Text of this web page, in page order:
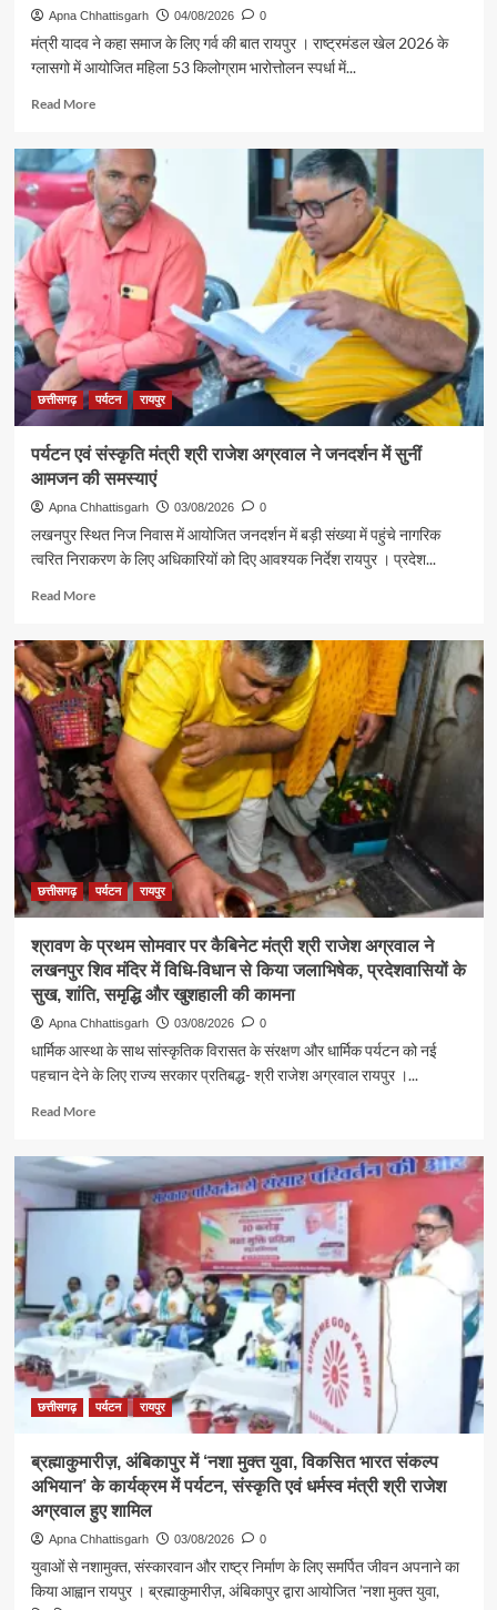
गौरव
ट्रेन
से
रामलला
के
दर्शन
के
लिए
रवाना
Apna Chhattisgarh 04/08/2026 0
मंत्री यादव ने कहा समाज के लिए गर्व की बात रायपुर । राष्ट्रमंडल खेल 2026 के
ग्लासगो में आयोजित महिला 53 किलोग्राम भारोत्तोलन स्पर्धा में...
Read MoreRead
रजत
पदक
विजेता
ज्ञानेश्वरी
यादव
शिक्षा
मंत्री
गजेंद्र
यादव
ने
की
छत्तीसगढ़ पर्यटन रायपुर
पर्यटन एवं संस्कृति मंत्री श्री राजेश अग्रवाल ने जनदर्शन में सुनीं
आमजन की समस्याएं
Apna Chhattisgarh 03/08/2026 0
लखनपुर स्थित निज निवास में आयोजित जनदर्शन में बड़ी संख्या में पहुंचे नागरिक
त्वरित निराकरण के लिए अधिकारियों को दिए आवश्यक निर्देश रायपुर । प्रदेश...
Read MoreRead
पर्यटन
एवं
संस्कृति
मंत्री
श्री
राजेश
अग्रवाल
ने
जनदर्शन
सुनीं
आमजन
की
छत्तीसगढ़ पर्यटन रायपुर
श्रावण के प्रथम सोमवार पर कैबिनेट मंत्री श्री राजेश अग्रवाल ने
लखनपुर शिव मंदिर में विधि-विधान से किया जलाभिषेक, प्रदेशवासियों के
सुख, शांति, समृद्धि और खुशहाली की कामना
Apna Chhattisgarh 03/08/2026 0
धार्मिक आस्था के साथ सांस्कृतिक विरासत के संरक्षण और धार्मिक पर्यटन को नई
पहचान देने के लिए राज्य सरकार प्रतिबद्ध- श्री राजेश अग्रवाल रायपुर ।...
Read MoreRead
श्रावण
के
प्रथम
कैबिनेट
मंत्री
श्री
राजेश
अग्रवाल
ने
लखनपुर
में
विधि-
विधान
जलाभिषेक,
प्रदेशवासियों
छत्तीसगढ़ पर्यटन रायपुर
ब्रह्माकुमारीज़, अंबिकापुर में ‘नशा मुक्त युवा, विकसित भारत संकल्प
अभियान’ के कार्यक्रम में पर्यटन, संस्कृति एवं धर्मस्व मंत्री श्री राजेश
अग्रवाल हुए शामिल
Apna Chhattisgarh 03/08/2026 0
युवाओं से नशामुक्त, संस्कारवान और राष्ट्र निर्माण के लिए समर्पित जीवन अपनाने का
किया आह्वान रायपुर । ब्रह्माकुमारीज़, अंबिकापुर द्वारा आयोजित ’नशा मुक्त युवा,